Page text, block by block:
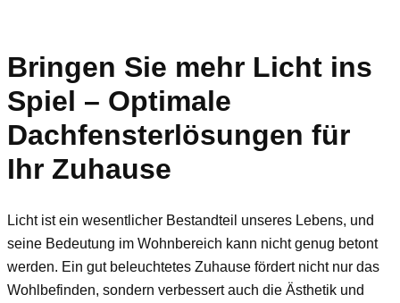
Bringen Sie mehr Licht ins
Spiel – Optimale
Dachfensterlösungen für
Ihr Zuhause
Licht ist ein wesentlicher Bestandteil unseres Lebens, und
seine Bedeutung im Wohnbereich kann nicht genug betont
werden. Ein gut beleuchtetes Zuhause fördert nicht nur das
Wohlbefinden, sondern verbessert auch die Ästhetik und